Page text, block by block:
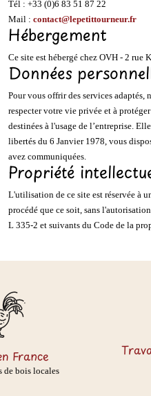
Tél : +33 (0)6 83 51 87 22
Mail : contact@lepetittourneur.fr
Hébergement
Ce site est hébergé chez OVH - 2 rue
Données
Pour vous offrir des services adaptés,
respecter votre vie privée et à
destinées à l'usage de l’entreprise.
libertés du 6 Janvier 1978, vous
avez communiquées.
Propriété
L'utilisation de ce site est réservée à
procédé que ce soit, sans
L 335-2 et suivants du Code de la
France
de bois locales